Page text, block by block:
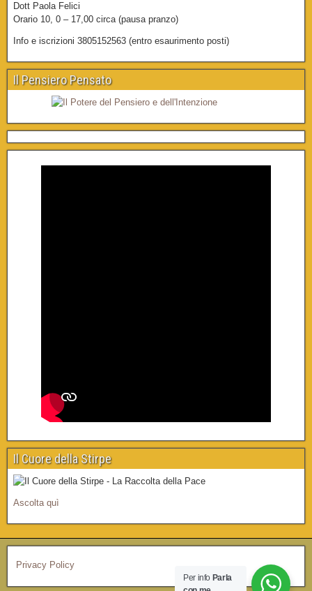
Dott Paola Felici
Orario 10, 0 – 17,00 circa (pausa pranzo)
Info e iscrizioni 3805152563 (entro esaurimento posti)
Il Pensiero Pensato
Il Cuore della Stirpe
Ascolta quì
Privacy Policy
Per info Parla